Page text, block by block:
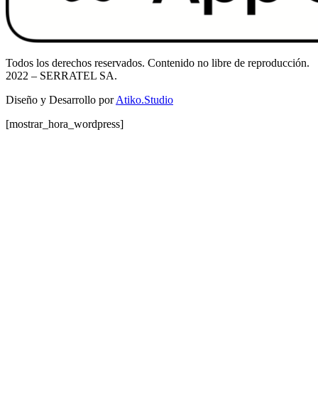
Todos los derechos reservados. Contenido no libre de reproducción.
2022 – SERRATEL SA.
Diseño y Desarrollo porAtiko.Studio
[mostrar_hora_wordpress]